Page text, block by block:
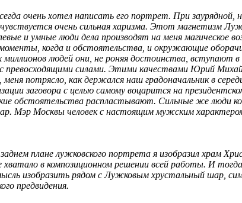
очень хотел написать его портрет. При заурядной,
очень сильная харизма. Этот магнетизм
и умные люди дела производят на меня магическое
когда и обстоятельства, и окружающие
миллионов людей они, не роняя достоинства, вступают
превосходящими силами. Этими качествами Юрий
потрясло, как держался наш градоначальник в
заговора с целью самому воцарится на
обстоятельства распластывают. Сильные же люди
Мэр Москвы человек с настоящим мужским
плане лужковского портрета я изобразил храм
хватало в композиционном решении всей работы. И
изобразить рядом с Лужковым хрустальный шар,
предвидения.